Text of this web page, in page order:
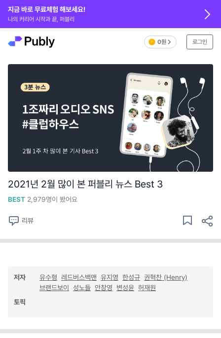
0원 로그인
지금 바로 무료체험 해보세요!
나의 커리어 시작과 끝, 퍼블리
2021년 2월 많이 본 퍼블리 뉴스 Best 3
BEST 2,979명이 봤어요
리뷰
저자 유수형 레드버스백맨 유지영 한성규 권혁찬 (Henry)
브랜드보이 성노들 안창영 변성윤 허재원
토픽